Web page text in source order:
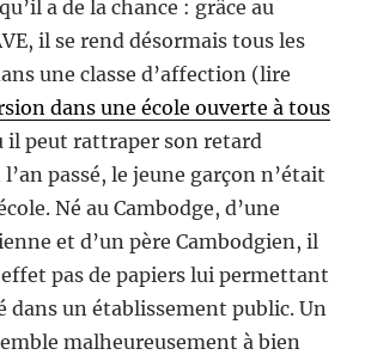
a de la chance : grâce au
il se rend désormais tous les
une classe d’affection (lire
dans une école ouverte à tous
il peut rattraper son retard
passé, le jeune garçon n’était
Né au Cambodge, d’une
et d’un père Cambodgien, il
effet pas de papiers lui permettant
dans un établissement public. Un
malheureusement à bien